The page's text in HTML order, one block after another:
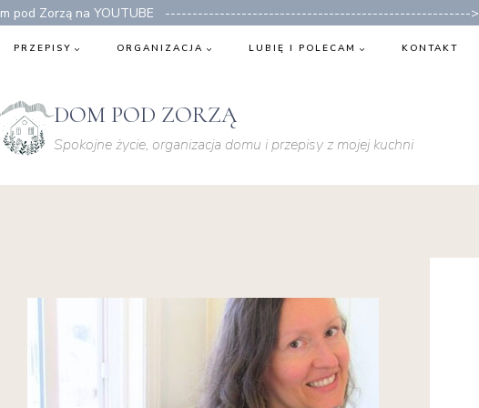
pod Zorzą na YOUTUBE -------------------------------------------------------->
PRZEPISY ORGANIZACJA LUBIĘ I POLECAM KONTAKT
DOM POD ZORZĄ
Spokojne życie, organizacja domu i przepisy z mojej kuchni